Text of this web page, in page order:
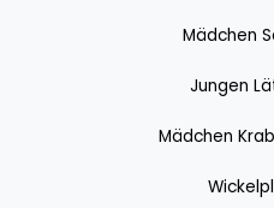
Mädchen
Jungen
Mädchen